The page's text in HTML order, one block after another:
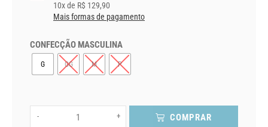
10x de R$ 129,90
Mais formas de pagamento
CONFECÇÃO MASCULINA
G GG M P
- + COMPRAR